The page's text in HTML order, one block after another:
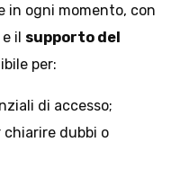
in ogni momento, con
il supporto del
per:
di accesso;
dubbi o